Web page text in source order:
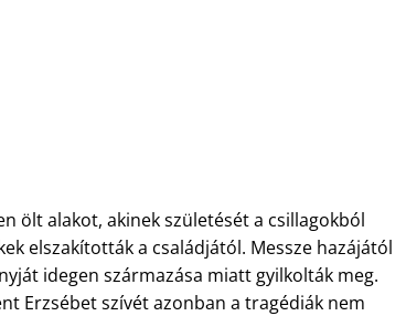
ölt alakot, akinek születését a csillagokból
elszakították a családjától. Messze hazájától
idegen származása miatt gyilkolták meg.
Erzsébet szívét azonban a tragédiák nem